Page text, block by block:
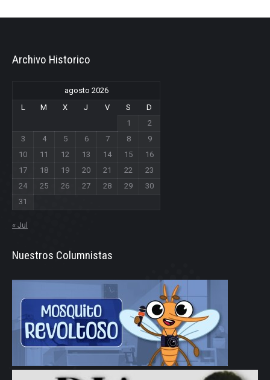
Archivo Historico
agosto 2026
L
M X J V S
D
1
2
3
4 5 6 7 8
9
10
11 12 13 14 15
16
17
18 19 20 21 22
23
24
25 26 27 28 29
30
31
« Jul
Nuestros Columnistas